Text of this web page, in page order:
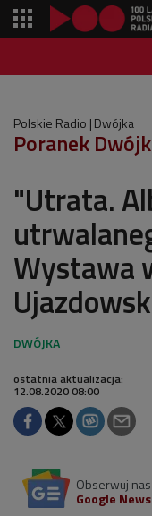
Polskie Radio Dwójka
Poranek
"Utrata.
Wystawa
ostatnia aktualizacja:
12.08.2020 08:00
Obserwuj
Google News